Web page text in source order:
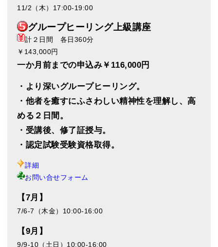
11/2（木）17:00-19:00
グループヒーリング上級講座
計２日間 各日360分
￥143,000円
一か月前までの申込み￥116,000円
・より深いグループヒーリング。
・他者を癒すにふさわしい精神性を理解し、高
める２日間。
・受講後、修了証授与。
・認定試験受験資格取得。
詳細
お問い合せフォーム
【7月】
7/6-7（木金）10:00-16:00
【9月】
9/9-10（土日）10:00-16:00